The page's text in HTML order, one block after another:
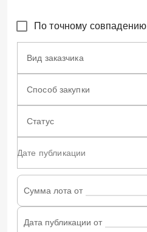
По точному совпадению
Вид заказчика
Способ закупки
Статус
Дате публикации
Сумма лота от
Дата публикации от